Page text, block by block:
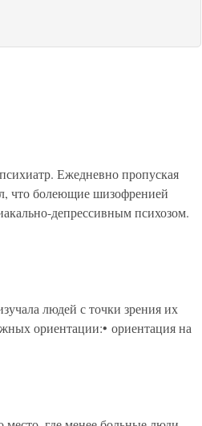
Ежедневно пропуская
что болеющие шизофренией
депрессивным психозом.
людей с точки зрения их
ориентации:• ориентация на